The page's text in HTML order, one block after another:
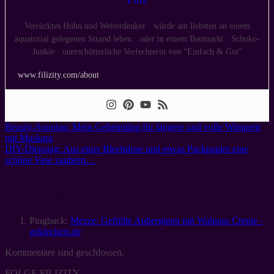
Verrücktes Huhn und Weiterdenker · würde am liebsten an einem
äquatorial gelegenen Strand leben · oder in einem Baumarkt · Schoko-
Junkie · unerschütterliche Verfechterin von “Einfach & Gut”
www.filizity.com/about
Beauty-Sonntag: Mein Geheimtipp für längere und volle Wimpern
mit Maskara
DIY-Dienstag: Aus einer Blechdose und etwas Packpapier eine
schöne Vase zaubern…
Pingback: Mezze: Gefüllte Auberginen mit Walnuss Creme -
gekleckert.de
Kommentare sind geschlossen.